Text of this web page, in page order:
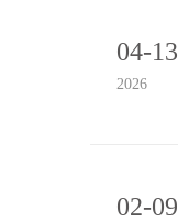
04-13
2026
02-09